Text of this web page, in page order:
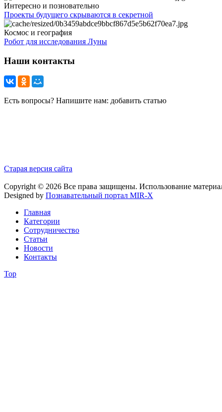
Интересно и позновательно
Проекты будущего скрываются в секретной
Космос и география
Робот для исследования Луны
Наши контакты
Есть вопросы? Напишите нам: добавить статью
Старая версия сайта
Copyright © 2026 Все права защищены. Использование
Designed by Познавательный портал MIR-X
Главная
Категории
Сотрудничество
Статьи
Новости
Контакты
Top